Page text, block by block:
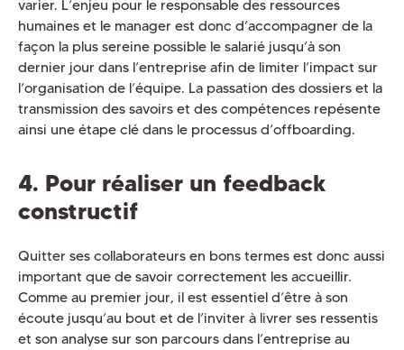
varier. L’enjeu pour le responsable des ressources
humaines et le manager est donc d’accompagner de la
façon la plus sereine possible le salarié jusqu’à son
dernier jour dans l’entreprise afin de limiter l’impact sur
l’organisation de l’équipe. La passation des dossiers et la
transmission des savoirs et des compétences repésente
ainsi une étape clé dans le processus d’offboarding.
4. Pour réaliser un feedback
constructif
Quitter ses collaborateurs en bons termes est donc aussi
important que de savoir correctement les accueillir.
Comme au premier jour, il est essentiel d’être à son
écoute jusqu’au bout et de l’inviter à livrer ses ressentis
et son analyse sur son parcours dans l’entreprise au